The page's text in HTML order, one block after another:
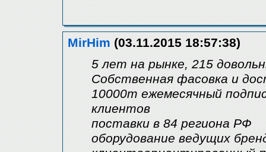
MirHim (03.11.2015 18:57:38)
5 лет на рынке, 215
Собственная фасовка и
10000т ежемесячный
клиентов
поставки в 84 региона РФ
оборудование ведущих